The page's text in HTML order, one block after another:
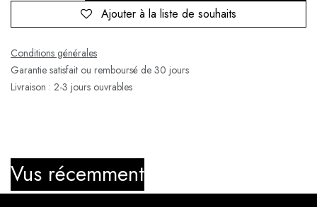
Ajouter à la liste de souhaits
Conditions générales
Garantie satisfait ou remboursé de 30 jours
Livraison : 2-3 jours ouvrables
Vus récemment